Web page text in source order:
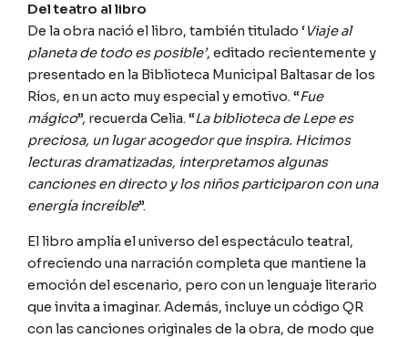
Del teatro al libro
De la obra nació el libro, también titulado ‘Viaje al
planeta de todo es posible’, editado recientemente y
presentado en la Biblioteca Municipal Baltasar de los
Ríos, en un acto muy especial y emotivo. “Fue
mágico”, recuerda Celia. “La biblioteca de Lepe es
preciosa, un lugar acogedor que inspira. Hicimos
lecturas dramatizadas, interpretamos algunas
canciones en directo y los niños participaron con una
energía increíble”.
El libro amplía el universo del espectáculo teatral,
ofreciendo una narración completa que mantiene la
emoción del escenario, pero con un lenguaje literario
que invita a imaginar. Además, incluye un código QR
con las canciones originales de la obra, de modo que